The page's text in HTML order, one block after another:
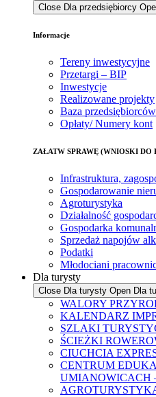
Close Dla przedsiębiorcy
Informacje
Tereny inwestycyjne
Przetargi – BIP
Inwestycje
Realizowane projekty
Baza przedsiębiorców
Opłaty/ Numery kont
ZAŁATW SPRAWĘ (WNIOSKI DO
Infrastruktura,
Gospodarowanie
Agroturystyka
Działalność
Gospodarka
Sprzedaż napojów
Podatki
Młodociani
Dla turysty
Close Dla turysty Open Dla
WALORY
KALENDARZ
SZLAKI
ŚCIEŻKI
CIUCHCIA
CENTRUM
UMIANOWICACH